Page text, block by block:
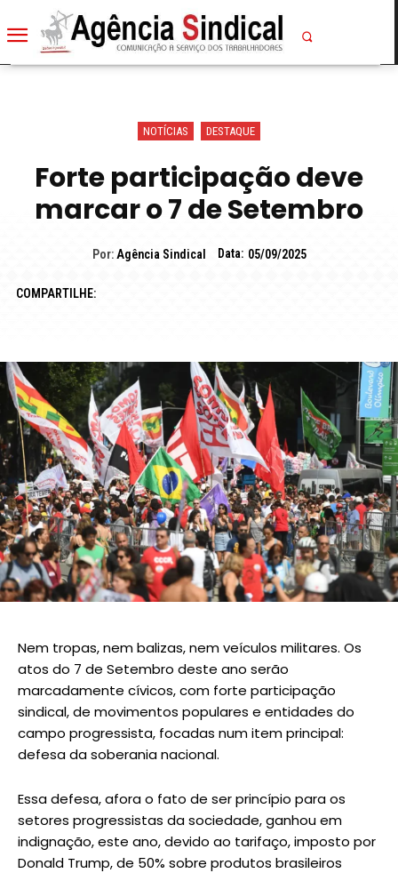
NOTÍCIAS DESTAQUE
Forte participação deve
marcar o 7 de Setembro
Por: Agência Sindical Data: 05/09/2025
COMPARTILHE:
Nem tropas, nem balizas, nem veículos militares. Os
atos do 7 de Setembro deste ano serão
marcadamente cívicos, com forte participação
sindical, de movimentos populares e entidades do
campo progressista, focadas num item principal:
defesa da soberania nacional.
Essa defesa, afora o fato de ser princípio para os
setores progressistas da sociedade, ganhou em
indignação, este ano, devido ao tarifaço, imposto por
Donald Trump, de 50% sobre produtos brasileiros